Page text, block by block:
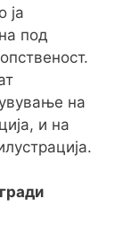
ја
под
на
и на